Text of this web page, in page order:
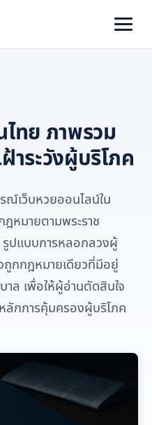
หลอก
ลน์
บ
ไทย ภาพรวม
าระวังผู้บริโภค
ณ์เว็บหวยออนไลน์ใน
หมายตามพระราช
แบบการหลอกลวงผู้
ถูกกฎหมายเดียวที่มีอยู่
ล เพื่อให้ผู้อ่านตัดสินใจ
ลักการคุ้มครองผู้บริโภค